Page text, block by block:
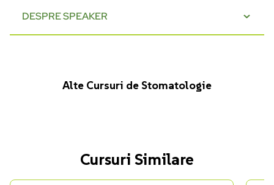
DESPRE SPEAKER
Alte Cursuri de Stomatologie
Cursuri Similare